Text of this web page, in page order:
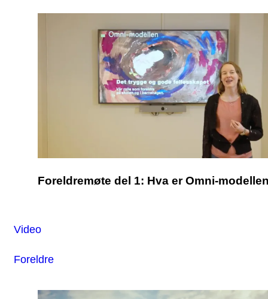
Foreldremøte del 1: Hva er Omni-
Video
Foreldre